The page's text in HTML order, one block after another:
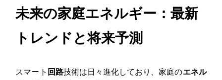
未来の家庭エネルギー：最新
トレンドと将来予測
スマート 回路技術は日々進化しており、家庭のエネル